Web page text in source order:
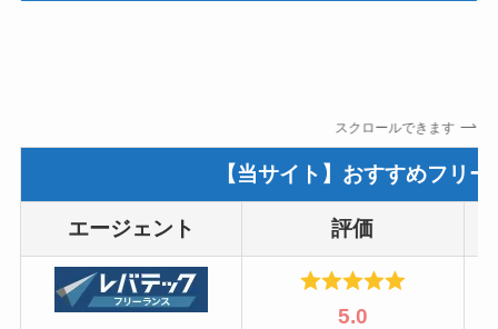
スクロールできます
【当サイト】おすすめフリ
エージェント 評価
5.0